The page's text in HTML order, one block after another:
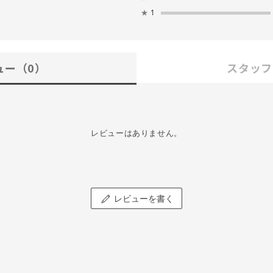
★ 1
ー （0） スタッ
レビューはありません。
レビューを書く